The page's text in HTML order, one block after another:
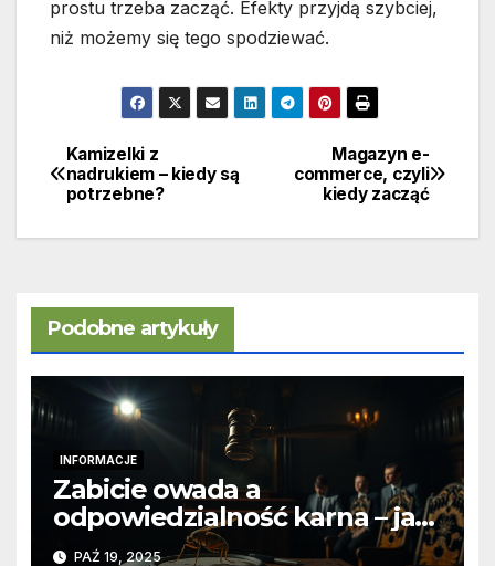
prostu trzeba zacząć. Efekty przyjdą szybciej,
niż możemy się tego spodziewać.
Nawigacja
wpisu
Magazyn e-
commerce, czyli
kiedy zacząć
Kamizelki z
nadrukiem – kiedy są
potrzebne?
Podobne artykuły
INFORMACJE
Zabicie owada a
odpowiedzialność karna – jak
wygląda to w praktyce?
PAŹ 19, 2025